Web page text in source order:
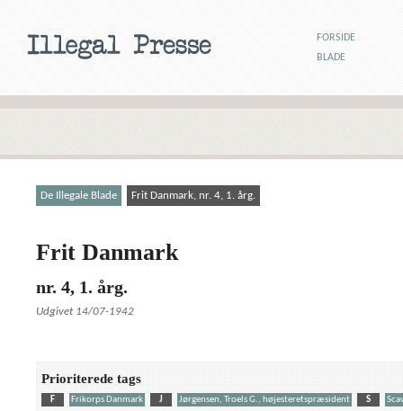
FORSIDE
BLADE
De Illegale Blade Frit Danmark, nr. 4, 1. årg.
Frit Danmark
nr. 4, 1. årg.
Udgivet 14/07-1942
Prioriterede tags
F Frikorps Danmark J Jørgensen, Troels G., højesteretspræsident S